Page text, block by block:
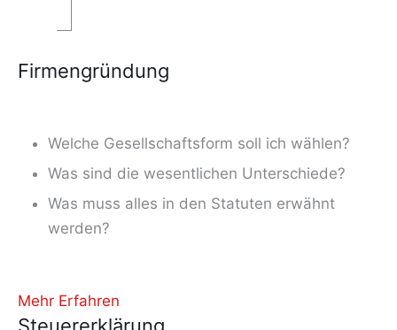
Firmengründung
Welche Gesellschaftsform soll ich wählen?
Was sind die wesentlichen Unterschiede?
Was muss alles in den Statuten erwähnt
werden?
Mehr Erfahren